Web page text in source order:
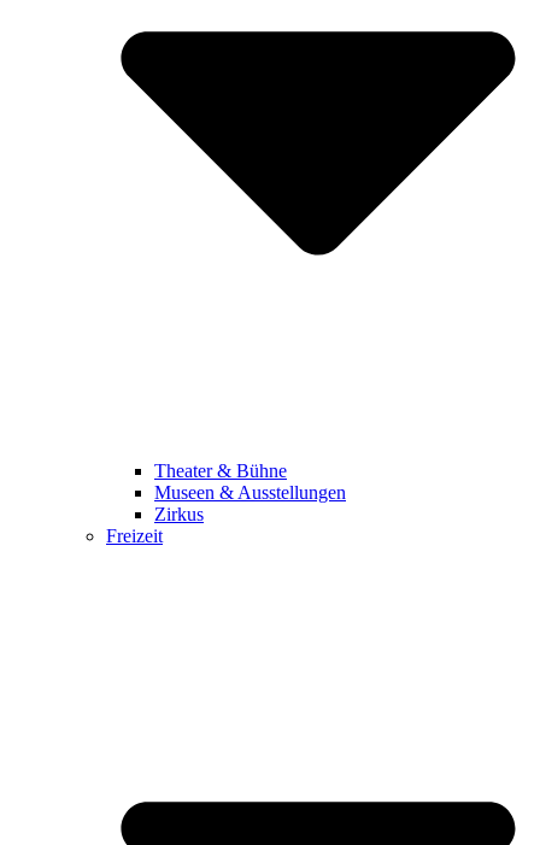
Theater & Bühne
Museen & Ausstellungen
Zirkus
Freizeit